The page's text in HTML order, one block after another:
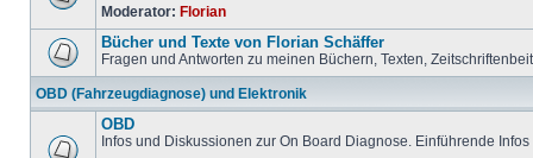
Moderator: Florian
Bücher und Texte von Florian Schäffer
Fragen und Antworten zu meinen Büchern, Texten,
OBD (Fahrzeugdiagnose) und Elektronik
OBD
Infos und Diskussionen zur On Board Diagnose. Einführende